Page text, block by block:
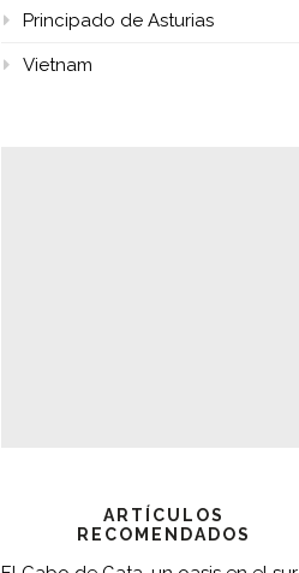
Principado de Asturias
Vietnam
ARTÍCULOS
RECOMENDADOS